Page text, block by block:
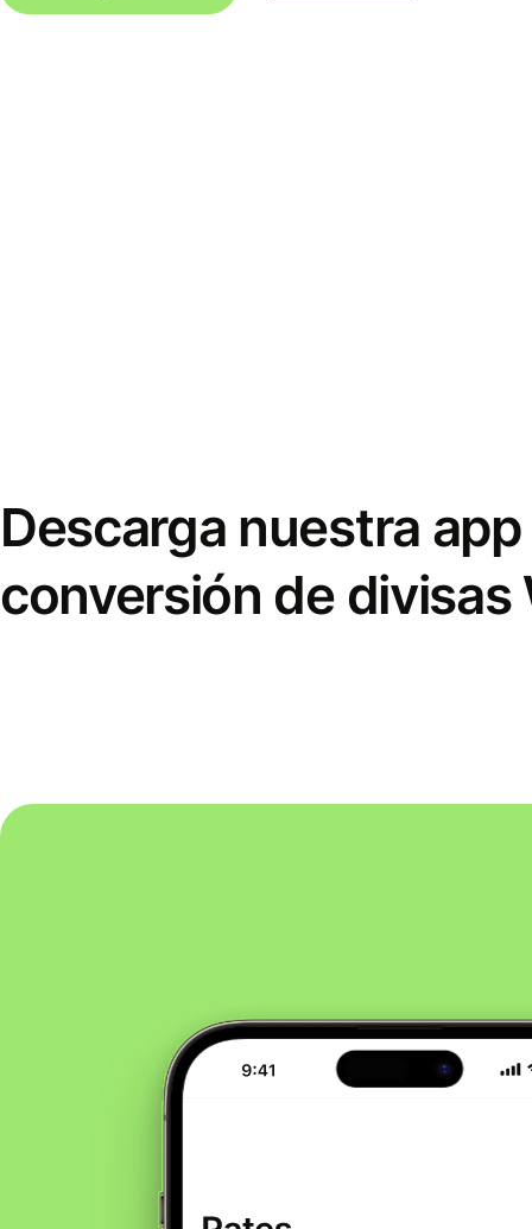
Descarga nuestra
conversión de divisas